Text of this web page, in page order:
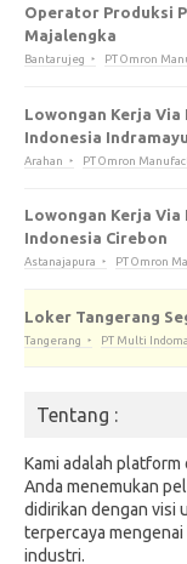
Operator Produksi
Majalengka
Bantarujeg PT Omron
Lowongan Kerja
Indonesia Indramayu
Arahan PT Omron
Lowongan Kerja
Indonesia Cirebon
Astanajapura PT Omron
Loker Tangerang
Tangerang PT Multi
Tentang :
Kami adalah
Anda menemukan
didirikan dengan visi
terpercaya
industri.